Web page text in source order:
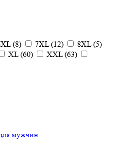
(8) 7XL(12) 8XL(5)
XL(60) XXL(63)
мужчин